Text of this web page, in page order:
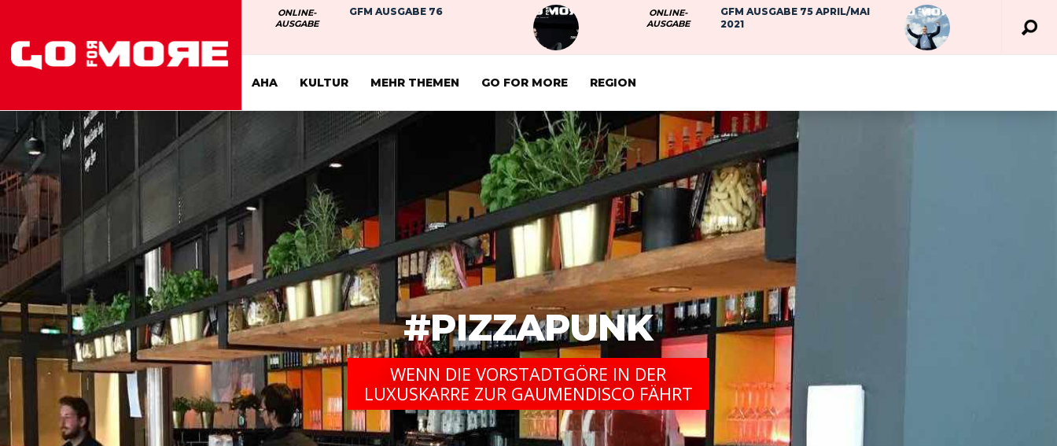
ONLINE-
AUSGABE
GFM AUSGABE 76
ONLINE-
AUSGABE
GFM AUSGABE 75 APRIL/MAI
2021
AHA KULTUR MEHR THEMEN GO FOR MORE REGION
#PIZZAPUNK
WENN DIE VORSTADTGÖRE IN DER
LUXUSKARRE ZUR GAUMENDISCO FÄHRT